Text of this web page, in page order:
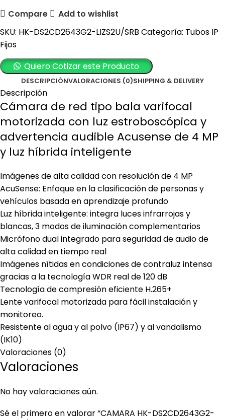
Compare
Add to wishlist
SKU: HK-DS2CD2643G2-LIZS2U/SRB Categoría: Tubos IP
Fijos
Quiero Cotizar este Producto
DESCRIPCIÓNVALORACIONES (0)SHIPPING & DELIVERY
Descripción
Cámara de red tipo bala varifocal
motorizada con luz estroboscópica y
advertencia audible Acusense de 4 MP
y luz híbrida inteligente
Imágenes de alta calidad con resolución de 4 MP
AcuSense: Enfoque en la clasificación de personas y
vehículos basada en aprendizaje profundo
Luz híbrida inteligente: integra luces infrarrojas y
blancas, 3 modos de iluminación complementarios
Micrófono dual integrado para seguridad de audio de
alta calidad en tiempo real
Imágenes nítidas en condiciones de contraluz intensa
gracias a la tecnología WDR real de 120 dB
Tecnología de compresión eficiente H.265+
Lente varifocal motorizada para fácil instalación y
monitoreo.
Resistente al agua y al polvo (IP67) y al vandalismo
(IK10)
Valoraciones (0)
Valoraciones
No hay valoraciones aún.
Sé el primero en valorar “CAMARA HK-DS2CD2643G2-